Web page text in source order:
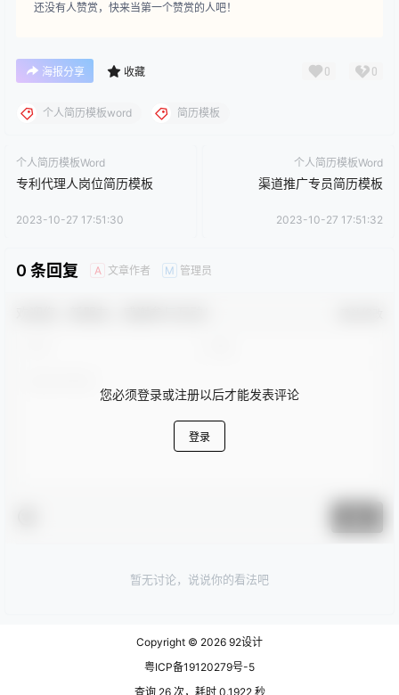
还没有人赞赏，快来当第一个赞赏的人吧！
海报分享 收藏 0 0
个人简历模板word 简历模板
个人简历模板Word
专利代理人岗位简历模板
2023-10-27 17:51:30
个人简历模板Word
渠道推广专员简历模板
2023-10-27 17:51:32
0 条回复 A 文章作者 M 管理员
您必须登录或注册以后才能发表评论
登录
暂无讨论，说说你的看法吧
Copyright © 2026 92设计
粤ICP备19120279号-5
查询 26 次，耗时 0.1922 秒